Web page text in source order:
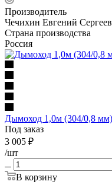
Производитель
Чечихин Евгений
Страна производства
Россия
Дымоход 1,0м (304/0,8
Под заказ
3 005 ₽
/шт
В корзину